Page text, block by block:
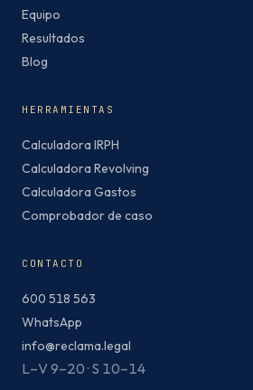
Equipo
Resultados
Blog
HERRAMIENTAS
Calculadora IRPH
Calculadora Revolving
Calculadora Gastos
Comprobador de caso
CONTACTO
600 518 563
WhatsApp
info@reclama.legal
L–V 9–20 · S 10–14